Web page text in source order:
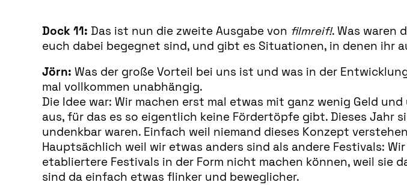
Dock 11: Das ist nun die zweite Ausgabe von filmreif!. Was waren
euch dabei begegnet sind, und gibt es Situationen, in denen ihr
Jörn: Was der große Vorteil bei uns ist und was in der
mal vollkommen unabhängig.
Die Idee war: Wir machen erst mal etwas mit ganz wenig Geld
aus, für das es so eigentlich keine Fördertöpfe gibt. Dieses
undenkbar waren. Einfach weil niemand dieses Konzept
Hauptsächlich weil wir etwas anders sind als andere Festivals:
etabliertere Festivals in der Form nicht machen können, weil sie
sind da einfach etwas flinker und beweglicher.